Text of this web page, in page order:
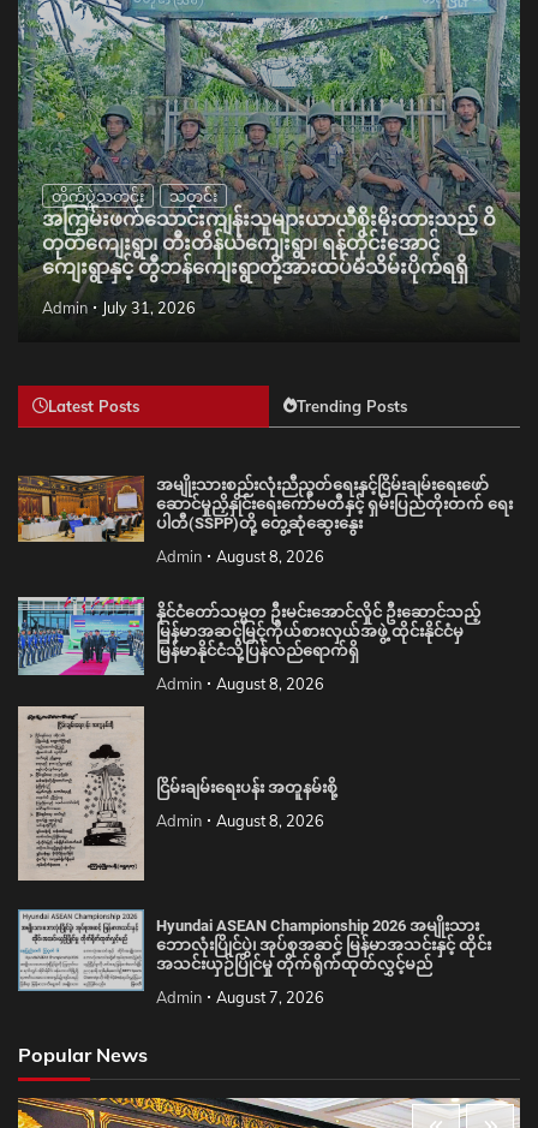
တိုက်ပွဲသတင်း သတင်း
အကြမ်းဖက်သောင်းကျန်းသူများယာယီစိုးမိုးထားသည့် ဝိ
တုတ်ကျေးရွာ၊ တီးတိန်ယံကျေးရွာ၊ ရန်တိုင်းအောင်
ကျေးရွာနှင့် တွီဘန်ကျေးရွာတို့အားထပ်မံသိမ်းပိုက်ရရှိ
Admin July 31, 2026
Latest Posts Trending Posts
အမျိုးသားစည်းလုံးညီညွတ်ရေးနှင့်ငြိမ်းချမ်းရေးဖော်
ဆောင်မှုညှိနှိုင်းရေးကော်မတီနှင့် ရှမ်းပြည်တိုးတက် ရေး
ပါတီ(SSPP)တို့ တွေ့ဆုံဆွေးနွေး
Admin August 8, 2026
နိုင်ငံတော်သမ္မတ ဦးမင်းအောင်လှိုင် ဦးဆောင်သည့်
မြန်မာအဆင့်မြင့်ကိုယ်စားလှယ်အဖွဲ့ ထိုင်းနိုင်ငံမှ
မြန်မာနိုင်ငံသို့ပြန်လည်ရောက်ရှိ
Admin August 8, 2026
ငြိမ်းချမ်းရေးပန်း အတူနမ်းစို့
Admin August 8, 2026
Hyundai ASEAN Championship 2026 အမျိုးသား
ဘောလုံးပြိုင်ပွဲ၊ အုပ်စုအဆင့် မြန်မာအသင်းနှင့် ထိုင်း
အသင်းယှဉ်ပြိုင်မှု တိုက်ရိုက်ထုတ်လွှင့်မည်
Admin August 7, 2026
Popular News